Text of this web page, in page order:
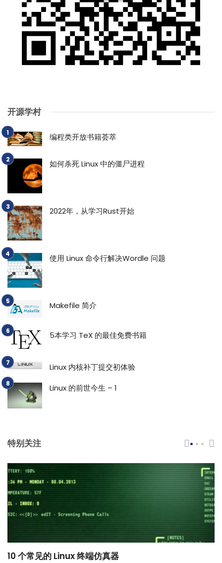
开源学村
编程类开放书籍荟萃
如何杀死 Linux 中的僵尸进程
2022年，从学习Rust开始
使用 Linux 命令行解决Wordle 问题
Makefile 简介
5本学习 TeX 的最佳免费书籍
Linux 内核补丁提交初体验
Linux 的前世今生 – 1
特别关注
10 个常见的 Linux 终端仿真器